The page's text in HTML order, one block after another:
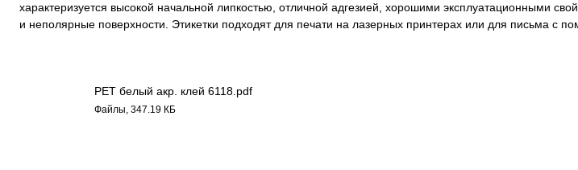
характеризуется высокой начальной липкостью, отличной адгезией, хорошими эксплуатационными
и неполярные поверхности. Этикетки подходят для печати на лазерных принтерах или для письма с
РЕТ белый акр. клей 6118.pdf
Файлы, 347.19 КБ